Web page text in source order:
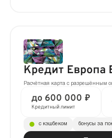
Кредит Европа
Расчётная карта с разрешённым
до 600 000 ₽
Кредитный лимит
с кэшбеком бонусы за